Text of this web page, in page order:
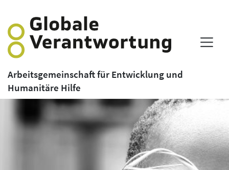
Arbeitsgemeinschaft für Entwicklung und
Humanitäre Hilfe